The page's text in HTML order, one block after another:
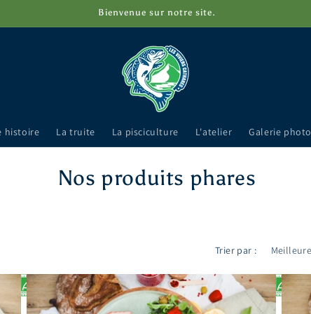
Bienvenue sur notre site.
histoire La truite La pisciculture L'atelier Galerie photo
C
e
Nos produits phares
Trier par :